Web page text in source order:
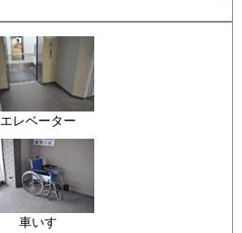
エレベーター
車いす